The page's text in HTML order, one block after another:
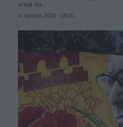
areal da...
4 Agosto, 2026 - 08:00